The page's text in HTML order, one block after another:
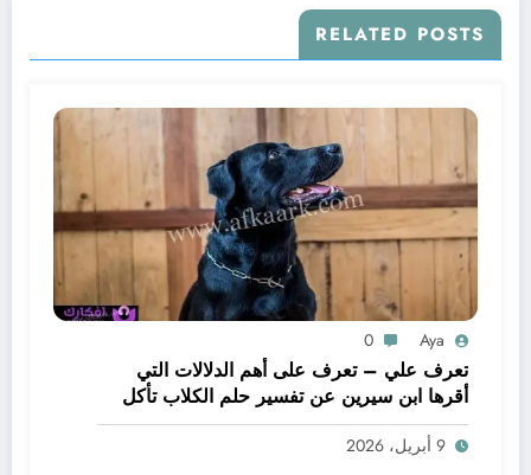
RELATED POSTS
Aya
0
تعرف علي – تعرف على أهم الدلالات التي
أقرها ابن سيرين عن تفسير حلم الكلاب تأكل
لحم – بالتفصيل
9 أبريل، 2026